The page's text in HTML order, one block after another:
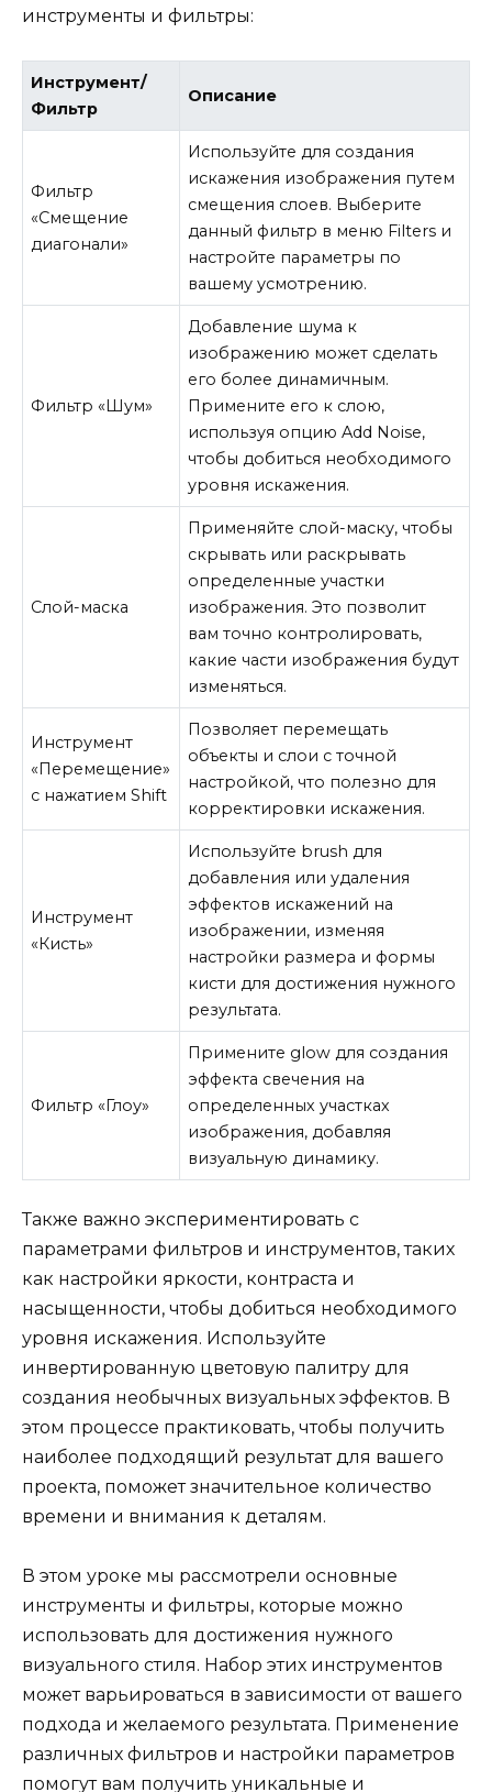
инструменты и фильтры:
Инструмент/
Фильтр
Описание
Фильтр
«Смещение
диагонали»
Используйте для создания
искажения изображения путем
смещения слоев. Выберите
данный фильтр в меню Filters и
настройте параметры по
вашему усмотрению.
Фильтр «Шум»
Добавление шума к
изображению может сделать
его более динамичным.
Примените его к слою,
используя опцию Add Noise,
чтобы добиться необходимого
уровня искажения.
Слой-маска
Применяйте слой-маску, чтобы
скрывать или раскрывать
определенные участки
изображения. Это позволит
вам точно контролировать,
какие части изображения будут
изменяться.
Инструмент
«Перемещение»
с нажатием Shift
Позволяет перемещать
объекты и слои с точной
настройкой, что полезно для
корректировки искажения.
Инструмент
«Кисть»
Используйте brush для
добавления или удаления
эффектов искажений на
изображении, изменяя
настройки размера и формы
кисти для достижения нужного
результата.
Фильтр «Глоу»
Примените glow для создания
эффекта свечения на
определенных участках
изображения, добавляя
визуальную динамику.
Также важно экспериментировать с
параметрами фильтров и инструментов, таких
как настройки яркости, контраста и
насыщенности, чтобы добиться необходимого
уровня искажения. Используйте
инвертированную цветовую палитру для
создания необычных визуальных эффектов. В
этом процессе практиковать, чтобы получить
наиболее подходящий результат для вашего
проекта, поможет значительное количество
времени и внимания к деталям.
В этом уроке мы рассмотрели основные
инструменты и фильтры, которые можно
использовать для достижения нужного
визуального стиля. Набор этих инструментов
может варьироваться в зависимости от вашего
подхода и желаемого результата. Применение
различных фильтров и настройки параметров
помогут вам получить уникальные и